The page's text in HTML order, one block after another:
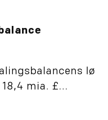
lø
mia. £...